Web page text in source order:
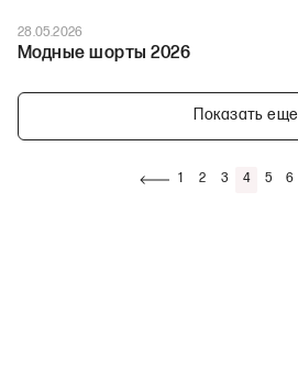
28.05.2026
Модные шорты 2026
Показать еще
1 2 3 4 5 6